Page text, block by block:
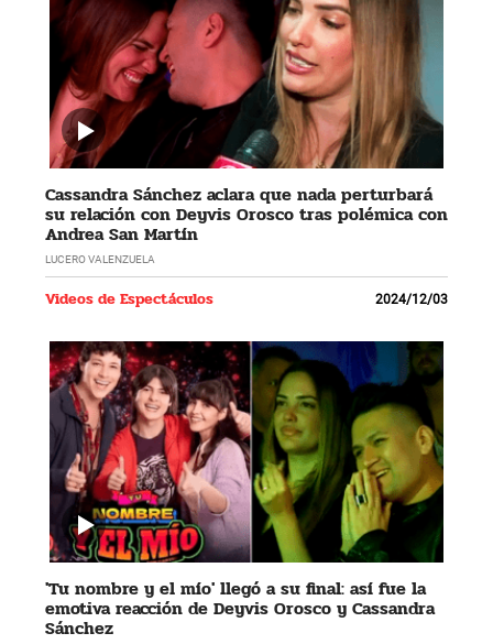
Cassandra Sánchez aclara que nada perturbará
su relación con Deyvis Orosco tras polémica con
Andrea San Martín
LUCERO VALENZUELA
Videos de Espectáculos 2024/12/03
'Tu nombre y el mío' llegó a su final: así fue la
emotiva reacción de Deyvis Orosco y Cassandra
Sánchez